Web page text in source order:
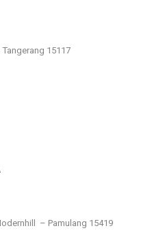
15117
– Pamulang 15419